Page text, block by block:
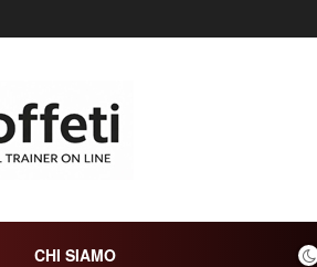
CHI SIAMO